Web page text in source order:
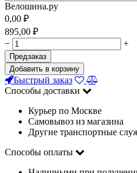
Велошина.ру
0,00 ₽
895,00 ₽
−
+
Предзаказ
Добавить в корзину
Быстрый заказ
Способы доставки
Курьер по Москве
Самовывоз из магазина
Другие транспортные
Способы оплаты